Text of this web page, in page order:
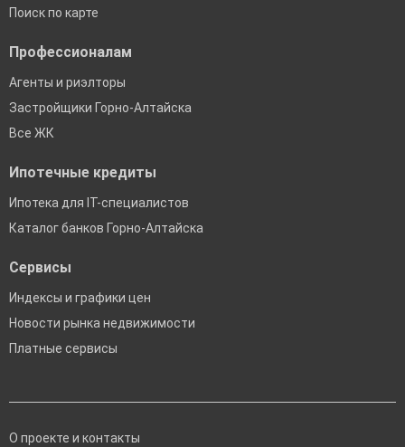
Поиск по карте
Профессионалам
Агенты и риэлторы
Застройщики Горно-Алтайска
Все ЖК
Ипотечные кредиты
Ипотека для IT-специалистов
Каталог банков Горно-Алтайска
Сервисы
Индексы и графики цен
Новости рынка недвижимости
Платные сервисы
О проекте и контакты